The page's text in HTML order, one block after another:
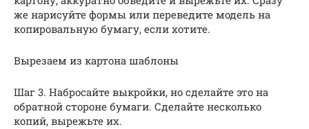
же нарисуйте формы или переведите модель на
копировальную бумагу, если хотите.
Вырезаем из картона шаблоны
Шаг 3. Набросайте выкройки, но сделайте это на
обратной стороне бумаги. Сделайте несколько
копий, вырежьте их.